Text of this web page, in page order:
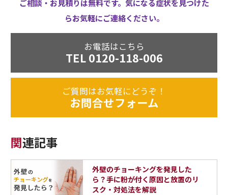
ご相談・お見積りは無料です。気になる症状を見つけた
らお気軽にご連絡ください。
お電話はこちら
TEL 0120-118-006
ご質問はお気軽にどうぞ！
お問合せフォーム
関連記事
外壁のチョーキングを発見した
ら？手に粉が付く原因と放置のリ
スク・対処法を解説